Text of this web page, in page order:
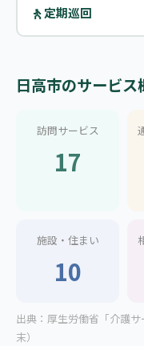
🚶定期巡回
日高市のサービス
訪問サービス
17
施設・住まい
10
出典：厚生労働省「介護
末）